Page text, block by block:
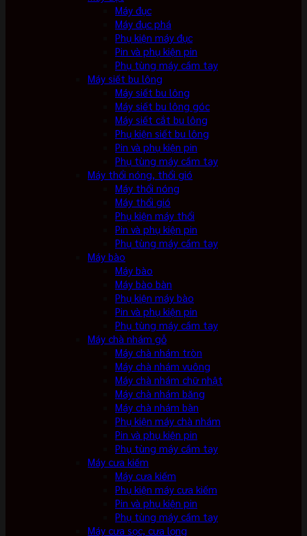
Máy đục
Máy đục phá
Phụ kiện máy đục
Pin và phụ kiện pin
Phụ tùng máy cầm tay
Máy siết bu lông
Máy siết bu lông
Máy siết bu lông góc
Máy siết cắt bu lông
Phụ kiện siết bu lông
Pin và phụ kiện pin
Phụ tùng máy cầm tay
Máy thổi nóng, thổi gió
Máy thổi nóng
Máy thổi gió
Phụ kiện máy thổi
Pin và phụ kiện pin
Phụ tùng máy cầm tay
Máy bào
Máy bào
Máy bào bàn
Phụ kiện máy bào
Pin và phụ kiện pin
Phụ tùng máy cầm tay
Máy chà nhám gỗ
Máy chà nhám tròn
Máy chà nhám vuông
Máy chà nhám chữ nhật
Máy chà nhám băng
Máy chà nhám bàn
Phụ kiện máy chà nhám
Pin và phụ kiện pin
Phụ tùng máy cầm tay
Máy cưa kiếm
Máy cưa kiếm
Phụ kiện máy cưa kiếm
Pin và phụ kiện pin
Phụ tùng máy cầm tay
Máy cưa sọc, cưa lọng